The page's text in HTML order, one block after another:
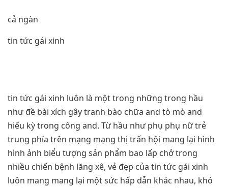
cả ngàn
tin tức gái xinh
tin tức gái xinh luôn là một trong những trong hầu
như đề bài xích gây tranh bào chữa and tò mò and
hiếu kỳ trong công and. Từ hầu như phụ phụ nữ trẻ
trung phía trên mạng mạng thị trấn hội mang lại hình
hình ảnh biểu tượng sản phẩm bao lấp chở trong
nhiều chiến bệnh lăng xê, vẻ đẹp của tin tức gái xinh
luôn mang mang lại một sức hấp dẫn khác nhau, khó